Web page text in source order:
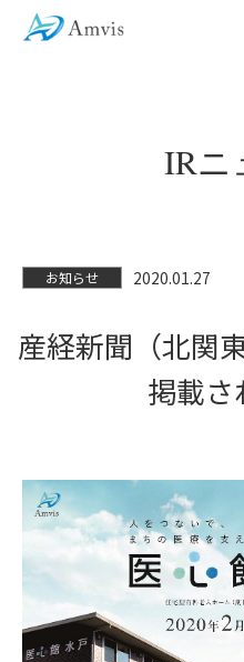
IRニ
産経新聞（北関
掲載さ
お知らせ 2020.01.27
サステナビリティ
医心館サイト